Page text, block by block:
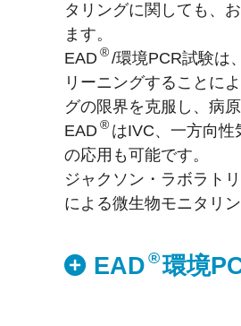
タリングに関しても、
ます。
EAD ® /環境PCR試験は
リーニングすることに
グの限界を克服し、病
EAD ® はIVC、一方向
の応用も可能です。
ジャクソン・ラボラト
による微生物モニタリ
EAD ®環境